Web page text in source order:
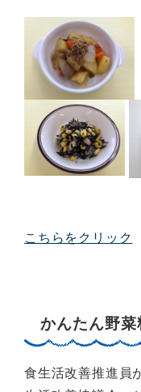
こちらをクリック
かんたん野
食生活改善推進員